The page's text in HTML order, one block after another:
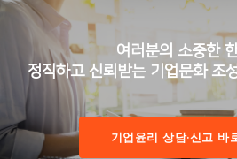
여러분의 소중한
정직하고 신뢰받는 기업문화 조
기업윤리 상담·신고 바